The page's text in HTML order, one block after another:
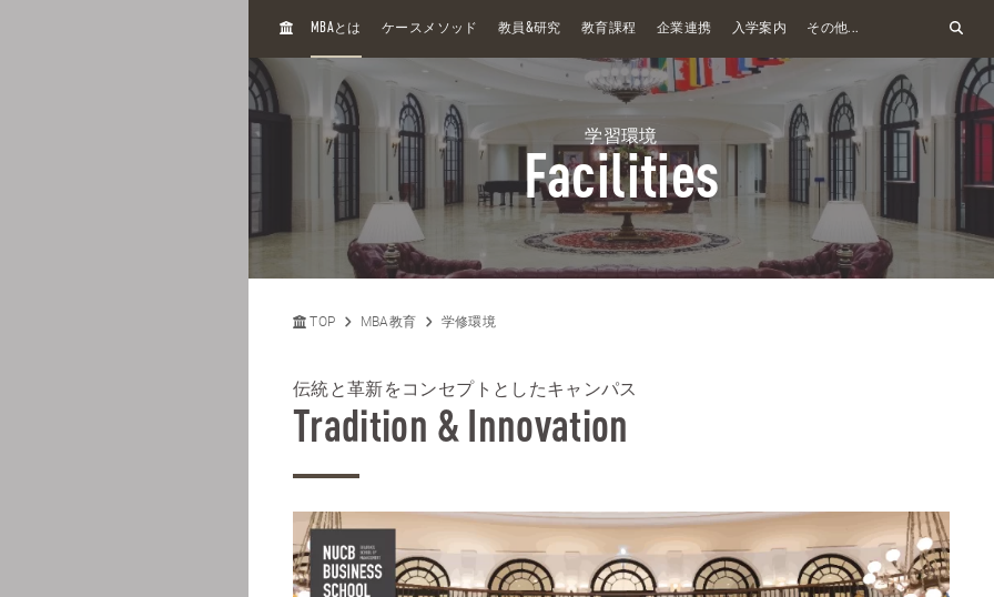
H
MBAとは ケースメソッド 教員&研究 教育課程 企業連携 入学案内 その他...
学習環境
Facilities
TOP MBA教育 学修環境
伝統と革新をコンセプトとしたキャンパス
Tradition & Innovation